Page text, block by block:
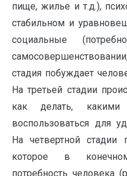
пище, жилье и т.д.),
стабильном и
социальные
стадия побуждает
На третьей стадии
как делать, какими
воспользоваться для
На четвертной стадии
которое в
потребность человека